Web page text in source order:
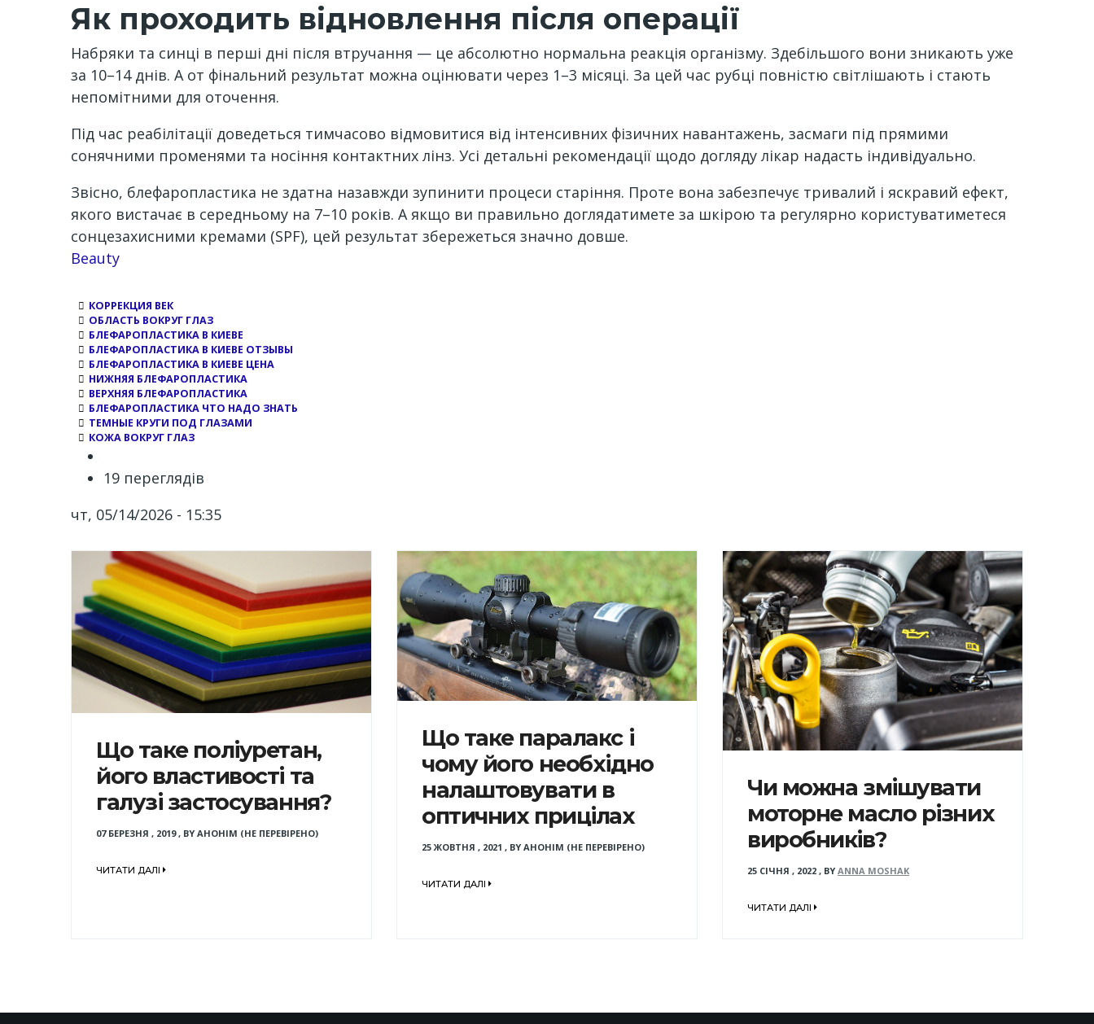
Як проходить відновлення після операції
Набряки та синці в перші дні після втручання — це абсолютно нормальна реакція організму. Здебільшого вони зникають уже
за 10–14 днів. А от фінальний результат можна оцінювати через 1–3 місяці. За цей час рубці повністю світлішають і стають
непомітними для оточення.
Під час реабілітації доведеться тимчасово відмовитися від інтенсивних фізичних навантажень, засмаги під прямими
сонячними променями та носіння контактних лінз. Усі детальні рекомендації щодо догляду лікар надасть індивідуально.
Звісно, блефаропластика не здатна назавжди зупинити процеси старіння. Проте вона забезпечує тривалий і яскравий ефект,
якого вистачає в середньому на 7–10 років. А якщо ви правильно доглядатимете за шкірою та регулярно користуватиметеся
сонцезахисними кремами (SPF), цей результат збережеться значно довше.
Channel
Beauty
КОРРЕКЦИЯ ВЕК
ОБЛАСТЬ ВОКРУГ ГЛАЗ
БЛЕФАРОПЛАСТИКА В КИЕВЕ
БЛЕФАРОПЛАСТИКА В КИЕВЕ ОТЗЫВЫ
БЛЕФАРОПЛАСТИКА В КИЕВЕ ЦЕНА
НИЖНЯЯ БЛЕФАРОПЛАСТИКА
ВЕРХНЯЯ БЛЕФАРОПЛАСТИКА
БЛЕФАРОПЛАСТИКА ЧТО НАДО ЗНАТЬ
ТЕМНЫЕ КРУГИ ПОД ГЛАЗАМИ
КОЖА ВОКРУГ ГЛАЗ
19 переглядів
чт, 05/14/2026 - 15:35
Що таке поліуретан,
його властивості та
галузі застосування?
07 БЕРЕЗНЯ , 2019, BY АНОНІМ (НЕ ПЕРЕВІРЕНО)
ЧИТАТИ ДАЛІ
Що таке паралакс і
чому його необхідно
налаштовувати в
оптичних прицілах
25 ЖОВТНЯ , 2021 , BY АНОНІМ (НЕ ПЕРЕВІРЕНО)
ЧИТАТИ ДАЛІ
Чи можна змішувати
моторне масло різних
виробників?
25 СІЧНЯ , 2022, BY ANNA MOSHAK
ЧИТАТИ ДАЛІ